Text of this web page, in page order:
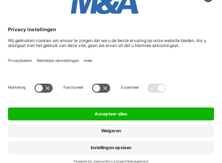
Service & Contact
Contact
FAQ
Werken bij ons
Algemene Voorwaarden